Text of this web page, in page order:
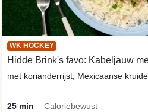
WK HOCKEY
met korianderrijst, Mexicaanse
25 min Caloriebewust